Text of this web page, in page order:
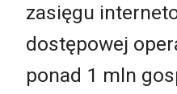
zasięgu
dostępowej
ponad 1 mln